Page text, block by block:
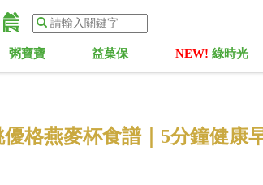
粥寶寶 益菓保 NEW! 綠時光
格燕麥杯食譜｜5分鐘健康